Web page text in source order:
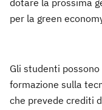
per la green
Gli studenti
formazione sulla
che prevede crediti